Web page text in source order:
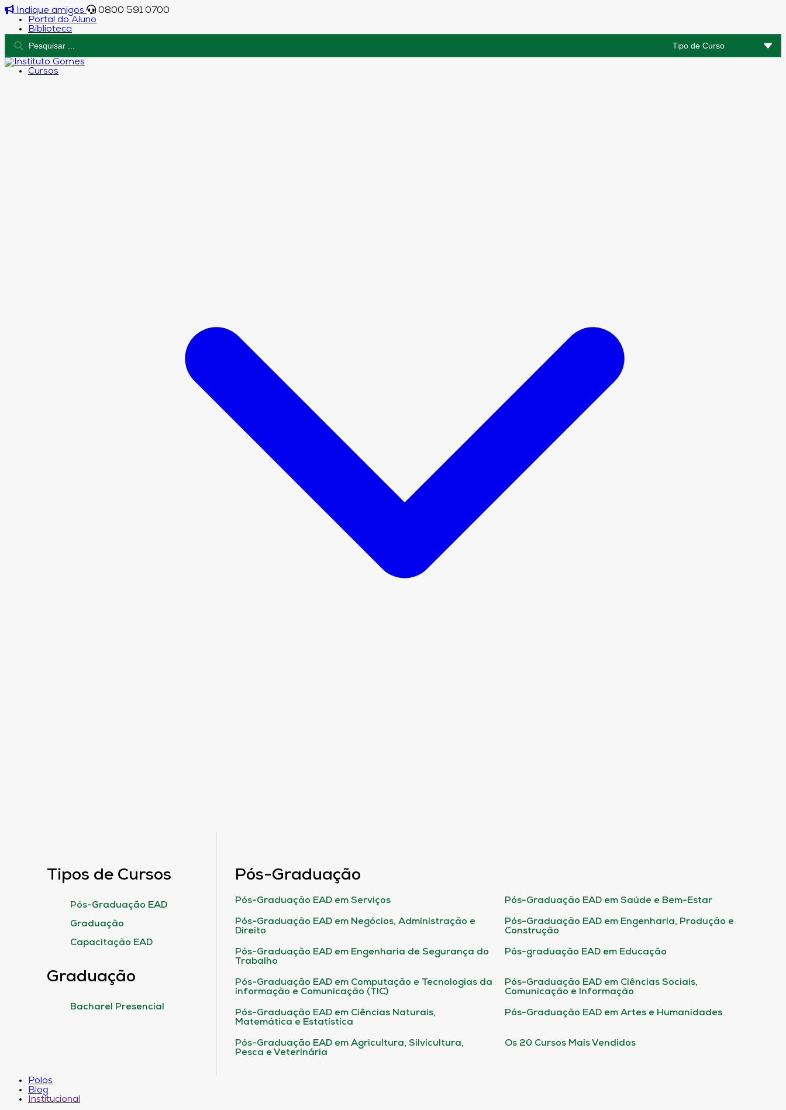
Indique amigos
0800 591 0700
Portal do Aluno
Biblioteca
Cursos
Tipos de Cursos
Pós-Graduação EAD
Graduação
Capacitação EAD
Graduação
Bacharel Presencial
Pós-Graduação
Pós-Graduação EAD em Serviços Pós-Graduação EAD em Saúde e Bem-Estar
Pós-Graduação EAD em Negócios, Administração e
Direito
Pós-Graduação EAD em Engenharia, Produção e
Construção
Pós-Graduação EAD em Engenharia de Segurança do
Trabalho
Pós-graduação EAD em Educação
Pós-Graduação EAD em Computação e Tecnologias da
informação e Comunicação (TIC)
Pós-Graduação EAD em Ciências Sociais,
Comunicação e Informação
Pós-Graduação EAD em Ciências Naturais,
Matemática e Estatística
Pós-Graduação EAD em Artes e Humanidades
Pós-Graduação EAD em Agricultura, Silvicultura,
Pesca e Veterinária
Os 20 Cursos Mais Vendidos
Polos
Blog
Institucional